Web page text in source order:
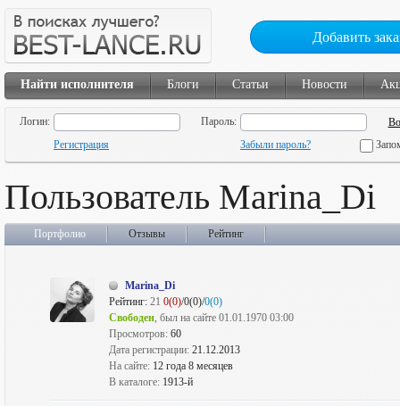
Добавить
Найти исполнителя Блоги Статьи Новости
Логин:
Пароль:
Регистрация
Забыли пароль?
Пользователь Marina_Di
Портфолио Отзывы Рейтинг
Marina_Di
Рейтинг: 21 0(0)/0(0)/0(0)
Свободен, был на сайте 01.01.1970 03:00
Просмотров: 60
Дата регистрации: 21.12.2013
На сайте: 12 года 8 месяцев
В каталоге: 1913-й